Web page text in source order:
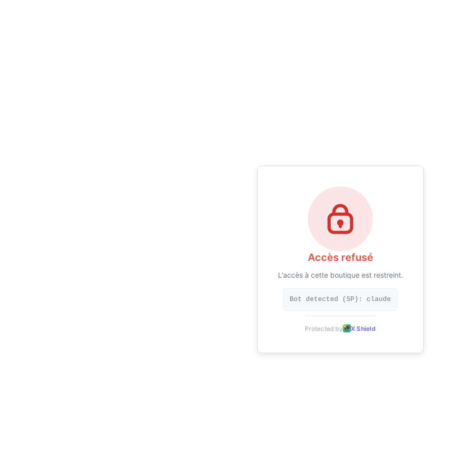
Accès refusé
L'accès à cette boutique est restreint.
Bot detected (SP): claude
Protected by X Shield